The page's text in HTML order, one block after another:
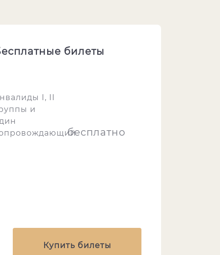
билеты
I, II
и
бесплатно
Купить билеты